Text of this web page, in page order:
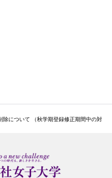
除について （秋学期登録修正期間中の対